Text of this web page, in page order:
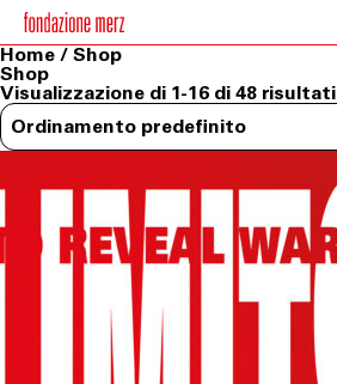
Home / Shop
Shop
Visualizzazione di 1-16 di 48 risultati